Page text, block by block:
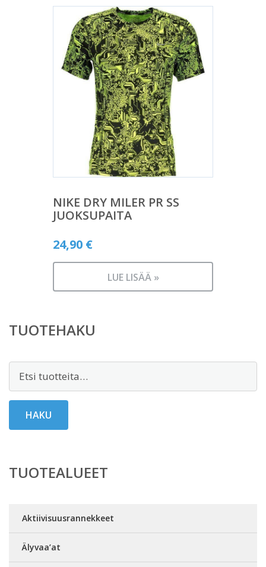
NIKE DRY MILER PR SS
JUOKSUPAITA
24,90 €
LUE LISÄÄ »
TUOTEHAKU
Etsi:
HAKU
TUOTEALUEET
Aktiivisuusrannekkeet
Älyvaa’at